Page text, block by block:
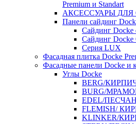
Premium и Standart
АКСЕССУАРЫ ДЛЯ
Панели сайдинг
Cайдинг Docke
Сайдинг Docke
Серия LUX
Фасадная плитка Docke
Фасадные панели Docke и
Углы Docke
BERG/
BURG/
EDEL/
FLEMISH/
KLINKER/